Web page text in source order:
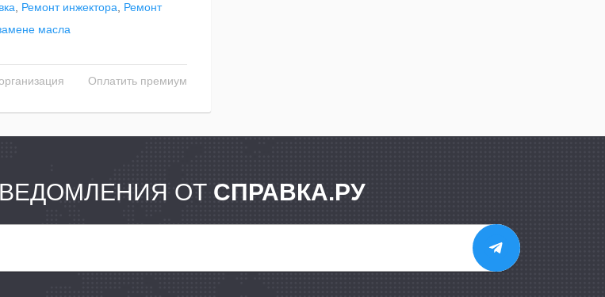
Ремонт инжектора
Ремонт
масла
Оплатить премиум
ОТ СПРАВКА.РУ